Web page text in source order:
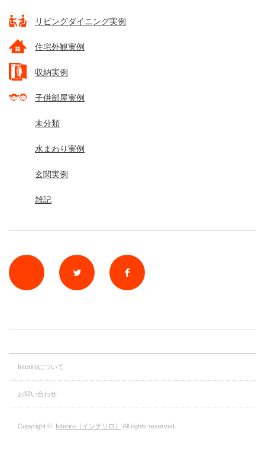
リビングダイニング実例
住宅外観実例
収納実例
子供部屋実例
未分類
水まわり実例
玄関実例
雑記
Twitter
Interiroについて
お問い合わせ
Copyright © Interiro［インテリロ］ All rights reserved.